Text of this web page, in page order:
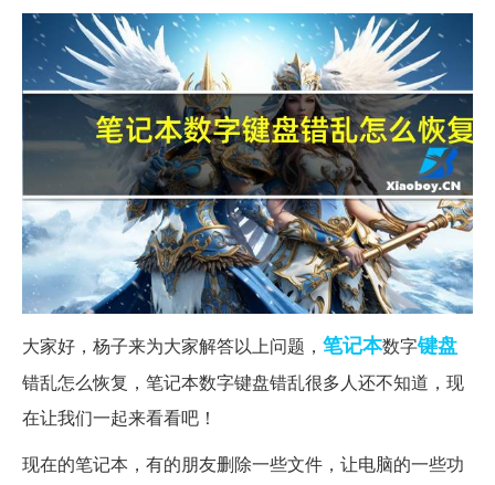
大家好，杨子来为大家解答以上问题， 笔记本数字键盘
错乱怎么恢复，笔记本数字键盘错乱很多人还不知道，现
在让我们一起来看看吧！
现在的笔记本，有的朋友删除一些文件，让电脑的一些功